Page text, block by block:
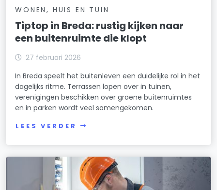
WONEN, HUIS EN TUIN
Tiptop in Breda: rustig kijken naar
een buitenruimte die klopt
27 februari 2026
In Breda speelt het buitenleven een duidelijke rol in het
dagelijks ritme. Terrassen lopen over in tuinen,
verenigingen beschikken over groene buitenruimtes
en in parken wordt veel samengekomen.
LEES VERDER